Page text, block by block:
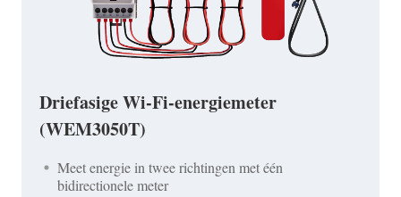
Driefasige Wi-Fi-energiemeter
(WEM3050T)
Meet energie in twee richtingen met één
bidirectionele meter